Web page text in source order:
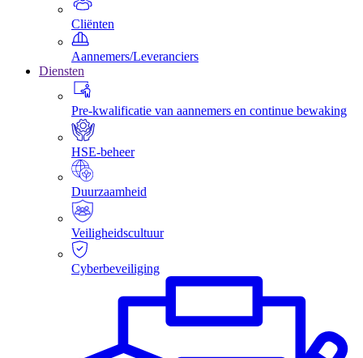
Cliënten
Aannemers/Leveranciers
Diensten
Pre-kwalificatie van aannemers en continue bewaking
HSE-beheer
Duurzaamheid
Veiligheidscultuur
Cyberbeveiliging